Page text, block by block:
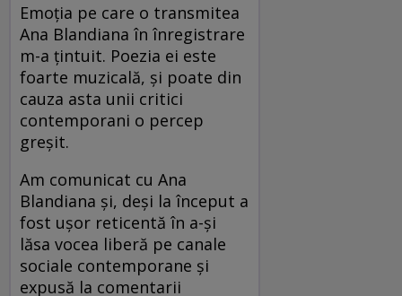
Emoția pe care o transmitea
Ana Blandiana în înregistrare
m-a țintuit. Poezia ei este
foarte muzicală, și poate din
cauza asta unii critici
contemporani o percep
greșit.
Am comunicat cu Ana
Blandiana și, deși la început a
fost ușor reticentă în a-și
lăsa vocea liberă pe canale
sociale contemporane și
expusă la comentarii